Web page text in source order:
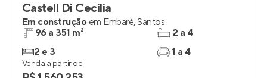
Castell Di Cecilia
Em construção em Embaré,Santos
96 a 351 m²
2 e 3
2 a 4
1 a 4
Venda a partir de